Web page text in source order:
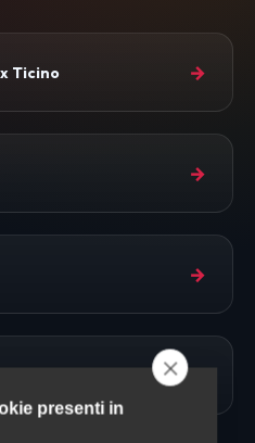
Ticino →
→
→
presenti in